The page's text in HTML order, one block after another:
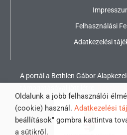
Felhasználási
Adatkezelési
A portál a Bethlen Gábor
Oldalunk a jobb felhasználói
(cookie) használ. Adatkezelési
beállítások" gombra kattintva
a sütikről.